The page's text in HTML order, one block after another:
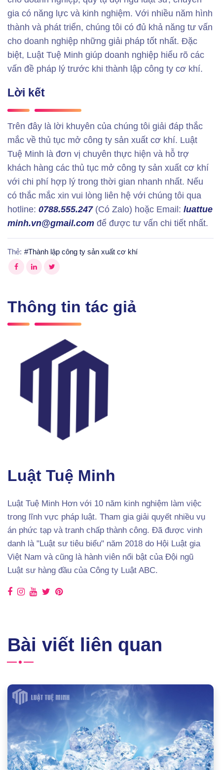
gia có năng lực và kinh nghiệm. Với nhiều năm hình
thành và phát triển, chúng tôi có đủ khả năng tư vấn
cho doanh nghiệp những giải pháp tốt nhất. Đặc
biệt, Luật Tuệ Minh giúp doanh nghiệp hiểu rõ các
vấn đề pháp lý trước khi thành lập công ty cơ khí.
Lời kết
Trên đây là lời khuyên của chúng tôi giải đáp thắc
mắc về thủ tục mở công ty sản xuất cơ khí. Luật
Tuệ Minh là đơn vị chuyên thực hiện và hỗ trợ
khách hàng các thủ tục mở công ty sản xuất cơ khí
với chi phí hợp lý trong thời gian nhanh nhất. Nếu
có thắc mắc xin vui lòng liên hệ với chúng tôi qua
hotline: 0788.555.247(Có Zalo) hoặc Email: luattue
minh.vn@gmail.com để được tư vấn chi tiết nhất.
Thẻ: #Thành lập công ty sản xuất cơ khí
Thông tin tác giả
Luật Tuệ Minh
Luật Tuệ Minh Hơn với 10 năm kinh nghiệm làm việc
trong lĩnh vực pháp luật. Tham gia giải quyết nhiều vụ
án phức tạp và tranh chấp thành công. Đã được vinh
danh là "Luật sư tiêu biểu" năm 2018 do Hội Luật gia
Việt Nam và cũng là hành viên nổi bật của Đội ngũ
Luật sư hàng đầu của Công ty Luật ABC.
Bài viết liên quan